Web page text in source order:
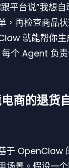
平台说”我想自
，再检查商品
就能帮你生
个 Agent 负
商的退货
于 OpenClaw